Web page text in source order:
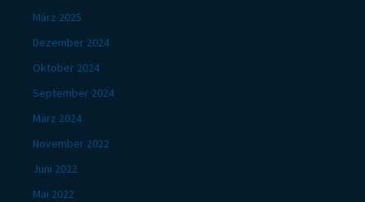
März 2025
Dezember 2024
Oktober 2024
September 2024
März 2024
November 2022
Juni 2022
Mai 2022